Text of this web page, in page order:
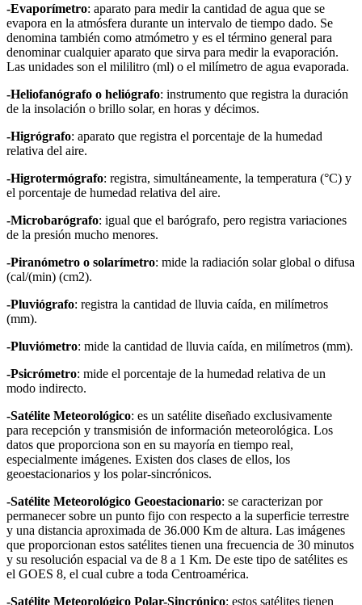
-Evaporímetro: aparato para medir la cantidad de agua que se
evapora en la atmósfera durante un intervalo de tiempo dado. Se
denomina también como atmómetro y es el término general para
denominar cualquier aparato que sirva para medir la evaporación.
Las unidades son el mililitro (ml) o el milímetro de agua evaporada.
-Heliofanógrafo o heliógrafo: instrumento que registra la duración
de la insolación o brillo solar, en horas y décimos.
-Higrógrafo: aparato que registra el porcentaje de la humedad
relativa del aire.
-Higrotermógrafo: registra, simultáneamente, la temperatura (°C) y
el porcentaje de humedad relativa del aire.
-Microbarógrafo: igual que el barógrafo, pero registra variaciones
de la presión mucho menores.
-Piranómetro o solarímetro: mide la radiación solar global o difusa
(cal/(min) (cm2).
-Pluviógrafo: registra la cantidad de lluvia caída, en milímetros
(mm).
-Pluviómetro: mide la cantidad de lluvia caída, en milímetros (mm).
-Psicrómetro: mide el porcentaje de la humedad relativa de un
modo indirecto.
-Satélite Meteorológico: es un satélite diseñado exclusivamente
para recepción y transmisión de información meteorológica. Los
datos que proporciona son en su mayoría en tiempo real,
especialmente imágenes. Existen dos clases de ellos, los
geoestacionarios y los polar-sincrónicos.
-Satélite Meteorológico Geoestacionario: se caracterizan por
permanecer sobre un punto fijo con respecto a la superficie terrestre
y una distancia aproximada de 36.000 Km de altura. Las imágenes
que proporcionan estos satélites tienen una frecuencia de 30 minutos
y su resolución espacial va de 8 a 1 Km. De este tipo de satélites es
el GOES 8, el cual cubre a toda Centroamérica.
-Satélite Meteorológico Polar-Sincrónico: estos satélites tienen